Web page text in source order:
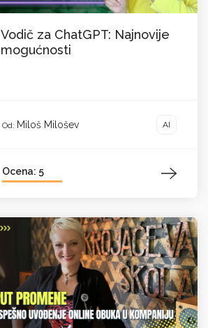
Vodič za ChatGPT: Najnovije
mogućnosti
Od: Miloš Milošev AI
Ocena: 5